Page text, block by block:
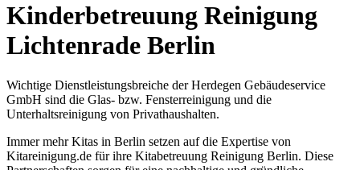
Kinderbetreuung Reinigung
Lichtenrade Berlin
Wichtige Dienstleistungsbreiche der Herdegen Gebäudeservice
GmbH sind die Glas- bzw. Fensterreinigung und die
Unterhaltsreinigung von Privathaushalten.
Immer mehr Kitas in Berlin setzen auf die Expertise von
Kitareinigung.de für ihre Kitabetreuung Reinigung Berlin. Diese